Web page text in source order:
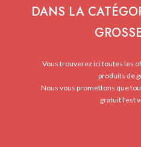
DANS LA
Vous trouverez ici toutes les
produits de
Nous vous promettons que
gratuit l'est